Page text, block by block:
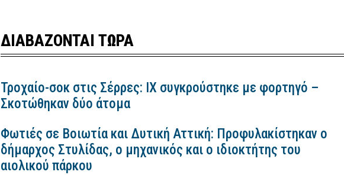
ΔΙΑΒΑΖΟΝΤΑΙ ΤΩΡΑ
Τροχαίο-σοκ στις Σέρρες: ΙΧ συγκρούστηκε με φορτηγό –
Σκοτώθηκαν δύο άτομα
Φωτιές σε Βοιωτία και Δυτική Αττική: Προφυλακίστηκαν ο
δήμαρχος Στυλίδας, ο μηχανικός και ο ιδιοκτήτης του
αιολικού πάρκου